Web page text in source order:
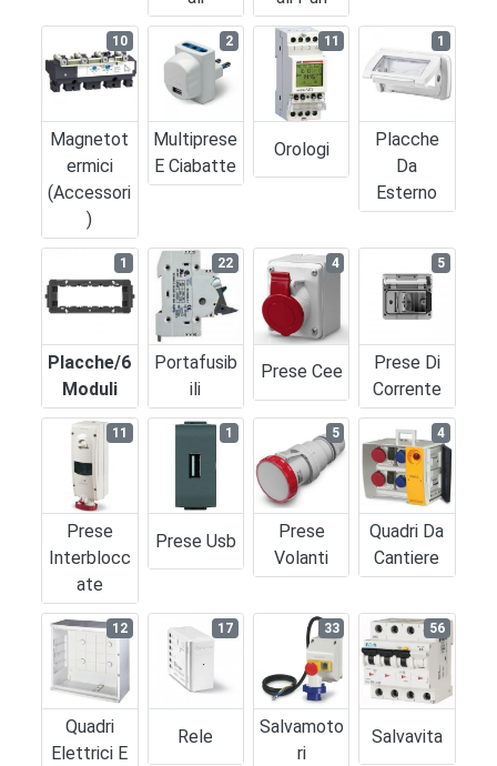
Magnetot
Ermici
(accessori
)
10
Multiprese
E Ciabatte
2
Orologi
11
Placche
Da
Esterno
1
Placche/6
Moduli
1
Portafusib
Ili
22
Prese Cee
4
Prese Di
Corrente
5
Prese
Interblocc
Ate
11
Prese Usb
1
Prese
Volanti
5
Quadri Da
Cantiere
4
Quadri
Elettrici E
12
Rele
17
Salvamoto
Ri
33
Salvavita
56